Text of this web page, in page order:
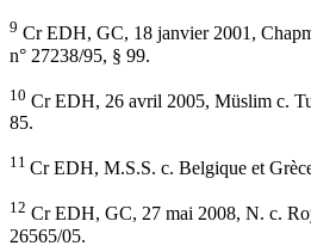
9 Cr EDH, GC, 18 janvier 2001,
n° 27238/95, § 99.
10 Cr EDH, 26 avril 2005, Müslim c.
85.
11 Cr EDH, M.S.S. c. Belgique et
12 Cr EDH, GC, 27 mai 2008, N. c.
26565/05.